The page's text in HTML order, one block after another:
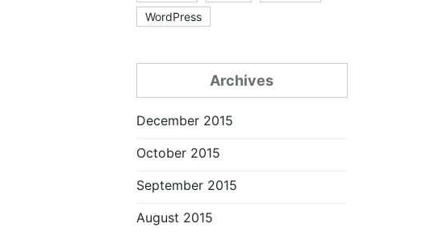
WordPress
Archives
December 2015
October 2015
September 2015
August 2015